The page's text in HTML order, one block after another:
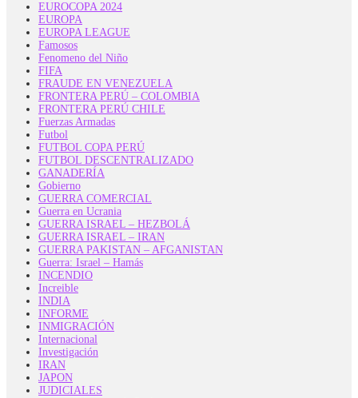
EUROCOPA 2024
EUROPA
EUROPA LEAGUE
Famosos
Fenomeno del Niño
FIFA
FRAUDE EN VENEZUELA
FRONTERA PERÚ – COLOMBIA
FRONTERA PERÚ CHILE
Fuerzas Armadas
Futbol
FUTBOL COPA PERÚ
FUTBOL DESCENTRALIZADO
GANADERÍA
Gobierno
GUERRA COMERCIAL
Guerra en Ucrania
GUERRA ISRAEL – HEZBOLÁ
GUERRA ISRAEL – IRAN
GUERRA PAKISTAN – AFGANISTAN
Guerra: Israel – Hamás
INCENDIO
Increible
INDIA
INFORME
INMIGRACIÓN
Internacional
Investigación
IRAN
JAPON
JUDICIALES